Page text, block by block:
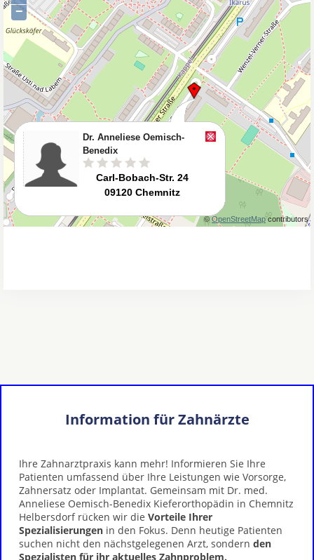
Information für Zahnärzte
Ihre Zahnarztpraxis kann mehr! Informieren Sie Ihre
Patienten umfassend über Ihre Leistungen wie Vorsorge,
Zahnersatz oder Implantat. Gemeinsam mit Dr. med.
Anneliese Oemisch-Benedix Kieferorthopädin in Chemnitz
Helbersdorf rücken wir die Vorteile Ihrer
Spezialisierungen in den Fokus. Denn heutige Patienten
suchen nicht den nächstgelegenen Arzt, sondern den
Spezialisten für ihr aktuelles Zahnproblem.